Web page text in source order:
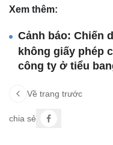
Xem thêm:
Cảnh báo: Chiến
không giấy phép
công ty ở tiểu
Về trang trước
chia sẻ